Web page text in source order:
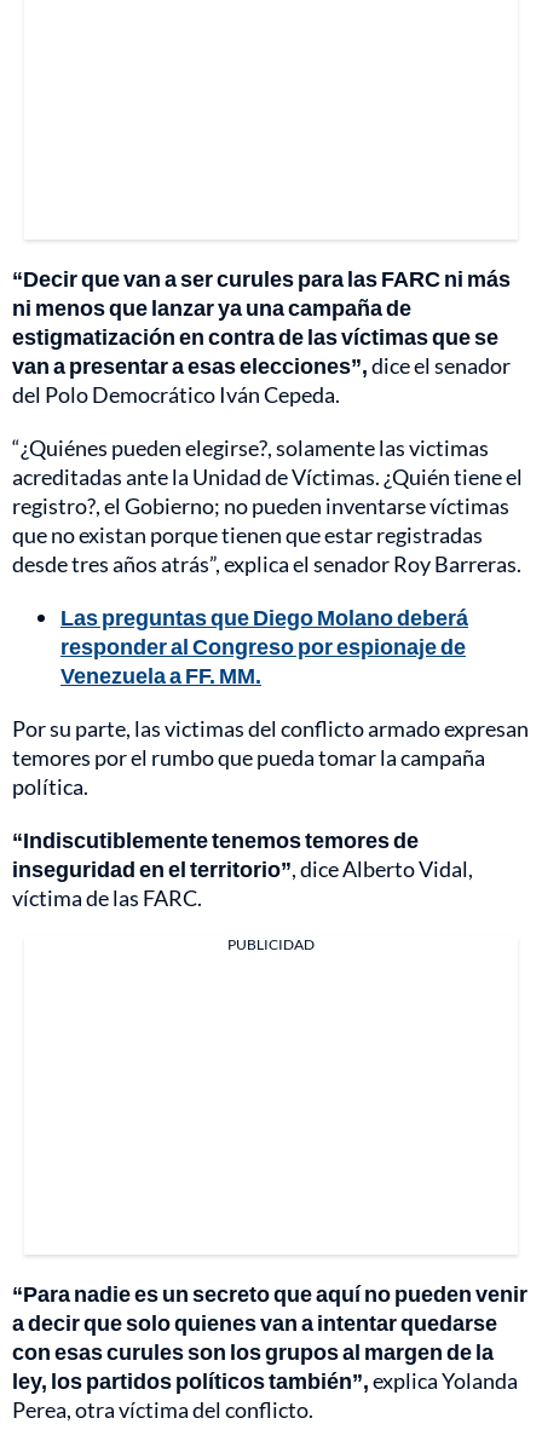
“Decir que van a ser curules para las FARC ni más
ni menos que lanzar ya una campaña de
estigmatización en contra de las víctimas que se
van a presentar a esas elecciones”,dice el senador
del Polo Democrático Iván Cepeda.
“¿Quiénes pueden elegirse?, solamente las victimas
acreditadas ante la Unidad de Víctimas. ¿Quién tiene el
registro?, el Gobierno; no pueden inventarse víctimas
que no existan porque tienen que estar registradas
desde tres años atrás”, explica el senador Roy Barreras.
Las preguntas que Diego Molano deberá
responder al Congreso por espionaje de
Venezuela a FF. MM.
Por su parte, las victimas del conflicto armado expresan
temores por el rumbo que pueda tomar la campaña
política.
“Indiscutiblemente tenemos temores de
inseguridad en el territorio”, dice Alberto Vidal,
víctima de las FARC.
PUBLICIDAD
“Para nadie es un secreto que aquí no pueden venir
a decir que solo quienes van a intentar quedarse
con esas curules son los grupos al margen de la
ley, los partidos políticos también”,explica Yolanda
Perea, otra víctima del conflicto.